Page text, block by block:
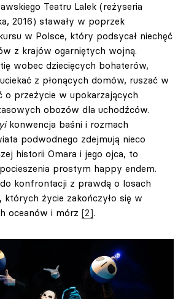
Teatru Lalek (reżyseria
2016) stawały w poprzek
w Polsce, który podsycał niechęć
z krajów ogarniętych wojną.
wobec dziecięcych bohaterów,
z płonących domów, ruszać w
o przeżycie w upokarzających
obozów dla uchodźców.
konwencja baśni i rozmach
podwodnego zdejmują nieco
historii Omara i jego ojca, to
prostym happy endem.
konfrontacji z prawdą o losach
których życie zakończyło się w
oceanów i mórz [2].